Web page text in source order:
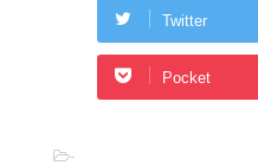
Twitter
Pocket
-